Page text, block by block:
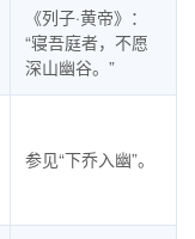
《列子·黄帝》：
“寝吾庭者，不愿
深山幽谷。”
参见“下乔入幽”。